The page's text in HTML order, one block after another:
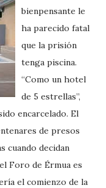
bienpensante le
ha parecido fatal
que la prisión
tenga piscina.
“Como un hotel
de 5 estrellas”,
encarcelado. El
de presos
cuando decidan
Foro de Érmua es
el comienzo de la